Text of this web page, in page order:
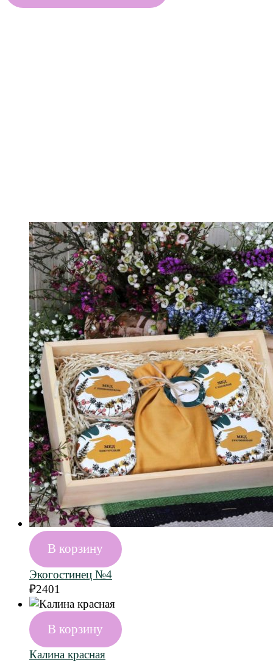
В корзину
Экогостинец №4
₽2401
В корзину
Калина красная